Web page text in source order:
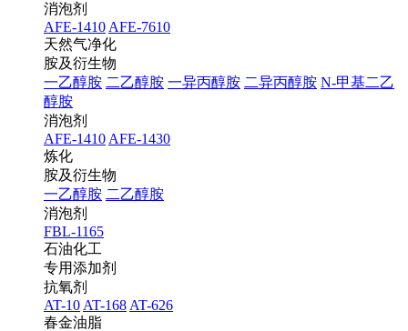
消泡剂
AFE-1410 AFE-7610
天然气净化
胺及衍生物
一乙醇胺 二乙醇胺 一异丙醇胺 二异丙醇胺 N-甲基二乙
醇胺
消泡剂
AFE-1410 AFE-1430
炼化
胺及衍生物
一乙醇胺 二乙醇胺
消泡剂
FBL-1165
石油化工
专用添加剂
抗氧剂
AT-10 AT-168 AT-626
春金油脂